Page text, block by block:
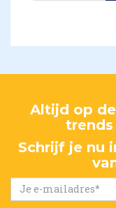
Altijd op
Schrijf je nu